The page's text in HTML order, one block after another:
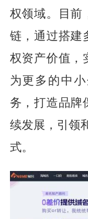
权领域。目前
链，通过搭建
权资产价值，
为更多的中
务，打造品牌
续发展，引领
式。